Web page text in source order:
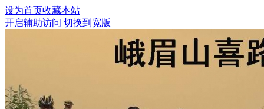
设为首页收藏本站
开启辅助访问 切换到宽版